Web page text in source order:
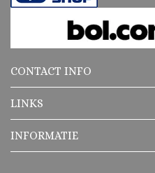
CONTACT INFO
LINKS
INFORMATIE